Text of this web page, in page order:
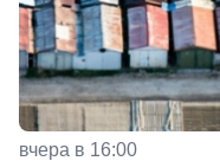
вчера в 16:00